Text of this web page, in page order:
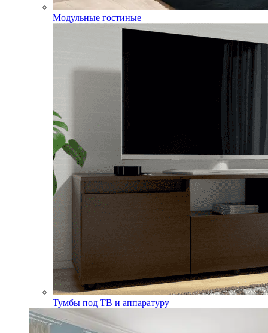
Модульные гостиные
Тумбы под ТВ и аппаратуру